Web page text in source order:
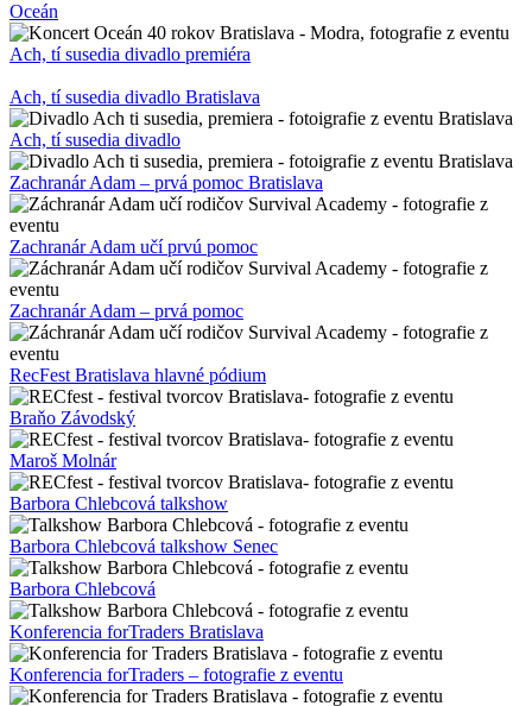
Oceán
Ach, tí susedia divadlo premiéra
Ach, tí susedia divadlo Bratislava
Ach, tí susedia divadlo
Zachranár Adam – prvá pomoc Bratislava
Zachranár Adam učí prvú pomoc
Zachranár Adam – prvá pomoc
RecFest Bratislava hlavné pódium
Braňo Závodský
Maroš Molnár
Barbora Chlebcová talkshow
Barbora Chlebcová talkshow Senec
Barbora Chlebcová
Konferencia forTraders Bratislava
Konferencia forTraders – fotografie z eventu